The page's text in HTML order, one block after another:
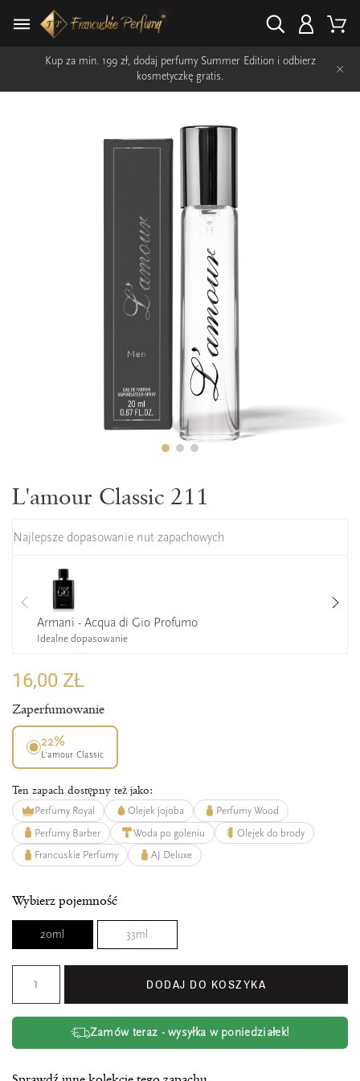
Kup za min. 199 zł, dodaj perfumy Summer Edition i odbierz
kosmetyczkę gratis.
×
L'amour Classic 211
Najlepsze dopasowanie nut zapachowych
Armani - Acqua di Gio Profumo
Idealne dopasowanie
16,00 ZŁ
Zaperfumowanie
22%
L’amour Classic
Ten zapach dostępny też jako:
Perfumy Royal Olejek jojoba
Perfumy Wood
Perfumy Barber
Woda po goleniu
Olejek do brody
Francuskie Perfumy
AJ Deluxe
Wybierz pojemność
20ml 33ml
DODAJ DO KOSZYKA
Zamów teraz - wysyłka w poniedziałek!